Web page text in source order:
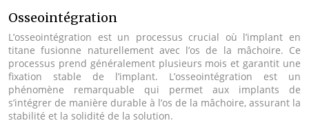
Osseointégration
L’osseointégration est un processus crucial où l’implant en
titane fusionne naturellement avec l’os de la mâchoire. Ce
processus prend généralement plusieurs mois et garantit une
fixation stable de l’implant. L’osseointégration est un
phénomène remarquable qui permet aux implants de
s’intégrer de manière durable à l’os de la mâchoire, assurant la
stabilité et la solidité de la solution.